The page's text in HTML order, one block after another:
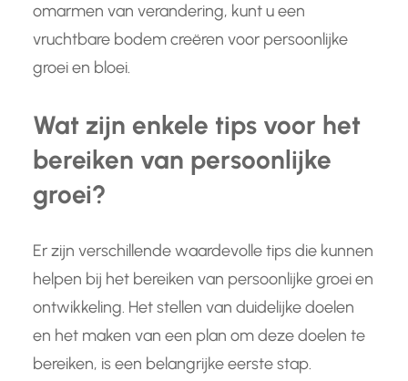
omarmen van verandering, kunt u een
vruchtbare bodem creëren voor persoonlijke
groei en bloei.
Wat zijn enkele tips voor het
bereiken van persoonlijke
groei?
Er zijn verschillende waardevolle tips die kunnen
helpen bij het bereiken van persoonlijke groei en
ontwikkeling. Het stellen van duidelijke doelen
en het maken van een plan om deze doelen te
bereiken, is een belangrijke eerste stap.